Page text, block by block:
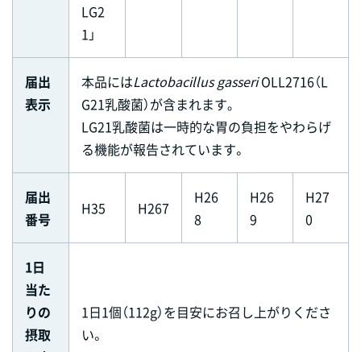
LG2
1」
届出
表示
本品にはLactobacillus gasseriOLL2716（L
G21乳酸菌）が含まれます｡
LG21乳酸菌は一時的な胃の負担をやわらげ
る機能が報告されています。
届出
番号
H35 H267
H26
8
H26
9
H27
0
1日
当た
りの
摂取
1日1個（112g）を目安にお召し上がりくださ
い。